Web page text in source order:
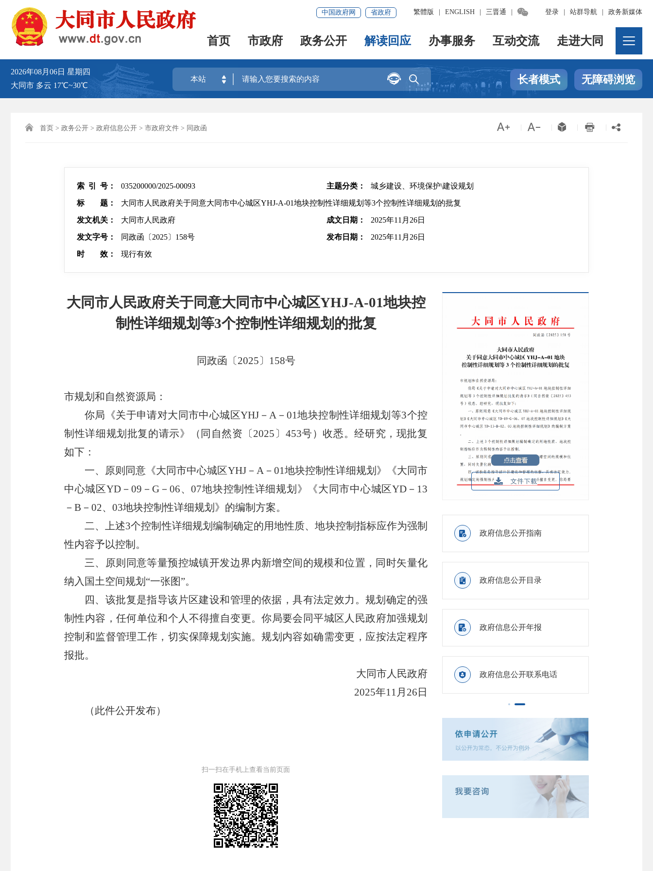
登录 站群导航 政务新媒体
繁體版 ENGLISH 三晋通 
中国政府网 省政府
首页 市政府 政务公开 解读回应 办事服务 互动交流 走进大同
2026年08月06日 星期四
大同市 多云 17℃~30℃
本站 
 长者模式 无障碍浏览
 首页 > 政务公开 > 政府信息公开 > 市政府文件 > 同政函     
索 引 号： 035200000/2025-00093 主题分类： 城乡建设、环境保护\建设规划
标 题： 大同市人民政府关于同意大同市中心城区YHJ-A-01地块控制性详细规划等3个控制性详细规划的批复
发文机关： 大同市人民政府 成文日期： 2025年11月26日
发文字号： 同政函〔2025〕158号 发布日期： 2025年11月26日
时 效： 现行有效
大同市人民政府关于同意大同市中心城区YHJ-A-01地块控
制性详细规划等3个控制性详细规划的批复
同政函〔2025〕158号
市规划和自然资源局：
你局《关于申请对大同市中心城区YHJ－A－01地块控制性详细规划等3个控
制性详细规划批复的请示》（同自然资〔2025〕453号）收悉。经研究，现批复
如下：
一、原则同意《大同市中心城区YHJ－A－01地块控制性详细规划》《大同市
中心城区YD－09－G－06、07地块控制性详细规划》《大同市中心城区YD－13
－B－02、03地块控制性详细规划》的编制方案。
二、上述3个控制性详细规划编制确定的用地性质、地块控制指标应作为强制
性内容予以控制。
三、原则同意等量预控城镇开发边界内新增空间的规模和位置，同时矢量化
纳入国土空间规划“一张图”。
四、该批复是指导该片区建设和管理的依据，具有法定效力。规划确定的强
制性内容，任何单位和个人不得擅自变更。你局要会同平城区人民政府加强规划
控制和监督管理工作，切实保障规划实施。规划内容如确需变更，应按法定程序
报批。
大同市人民政府
2025年11月26日
（此件公开发布）
扫一扫在手机上查看当前页面
 市政府领导
政府信息公开和政务公开制度
 政府信息公开指南
 政府信息公开目录
 政府信息公开年报
 政府信息公开联系电话